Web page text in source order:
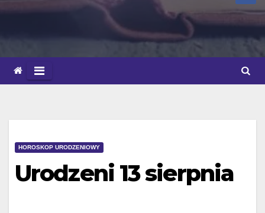
HOROSKOP URODZENIOWY
Urodzeni 13 sierpnia